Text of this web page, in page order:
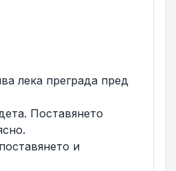
лека преграда пред
Поставянето
и